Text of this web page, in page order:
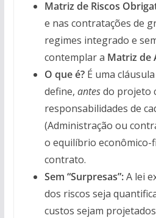
Matriz de Riscos
e nas contratações de
regimes integrado e
contemplar a Matriz de
O que é?É uma
define, antesdo projeto
responsabilidades de
(Administração ou
o equilíbrio econômico-
contrato.
Sem “Surpresas”:A lei
dos riscos seja
custos sejam